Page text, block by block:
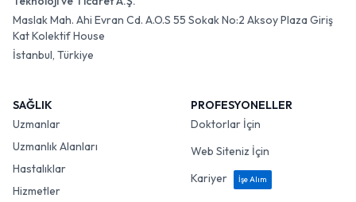
Teknoloji ve Ticaret A.Ş.
Maslak Mah. Ahi Evran Cd. A.O.S 55 Sokak No:2 Aksoy Plaza Giriş
Kat Kolektif House
İstanbul, Türkiye
SAĞLIK
Uzmanlar
Uzmanlık Alanları
Hastalıklar
Hizmetler
PROFESYONELLER
Doktorlar İçin
Web Siteniz İçin
Kariyer
İşe Alım